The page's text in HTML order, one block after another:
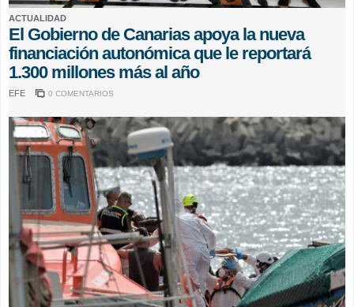
ACTUALIDAD
El Gobierno de Canarias apoya la nueva
financiación autonómica que le reportará
1.300 millones más al año
EFE 0 COMENTARIOS